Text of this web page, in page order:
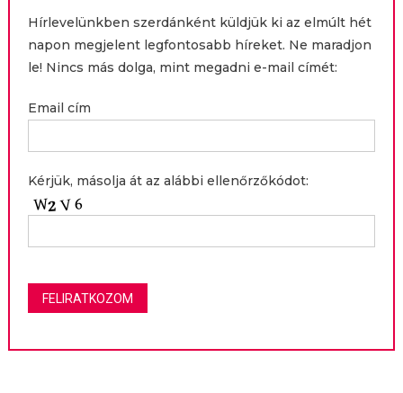
Hírlevelünkben szerdánként küldjük ki az elmúlt hét
napon megjelent legfontosabb híreket. Ne maradjon
le! Nincs más dolga, mint megadni e-mail címét:
Email cím
Kérjük, másolja át az alábbi ellenőrzőkódot: